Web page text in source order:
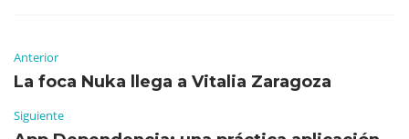
Anterior
La foca Nuka llega a Vitalia Zaragoza
Siguiente